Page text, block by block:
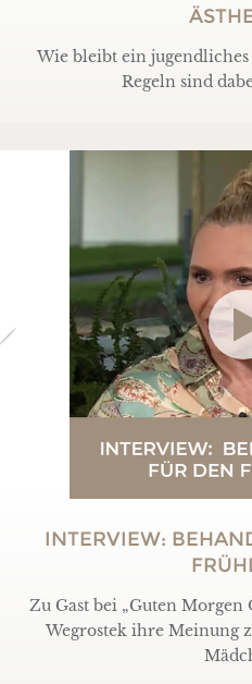
Wie bleibt ein
Regeln sind
INTERVIEW:
Zu Gast bei „Guten
Wegrostek ihre Meinung